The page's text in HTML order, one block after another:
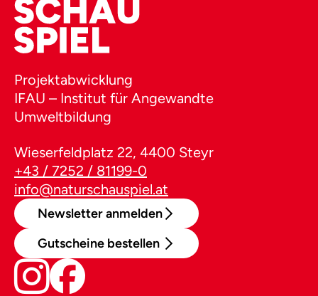
Projektabwicklung
IFAU – Institut für Angewandte
Umweltbildung
Wieserfeldplatz 22, 4400 Steyr
+43 / 7252 / 81199-0
info@naturschauspiel.at
Newsletter anmelden
Gutscheine bestellen